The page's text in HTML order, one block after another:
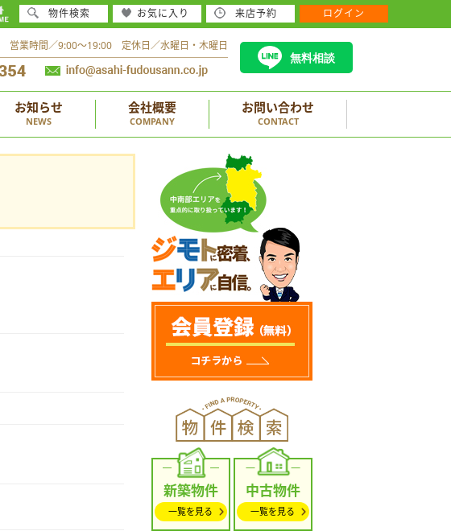
営業時間／9:00～19:00 定休日／水曜日・木曜日
無料相談
お知らせ
NEWS
会社概要
COMPANY
お問い合わせ
CONTACT
新築物件
一覧を見る
中古物件
一覧を見る
物件検索 お気に入り 来店予約 ログイン